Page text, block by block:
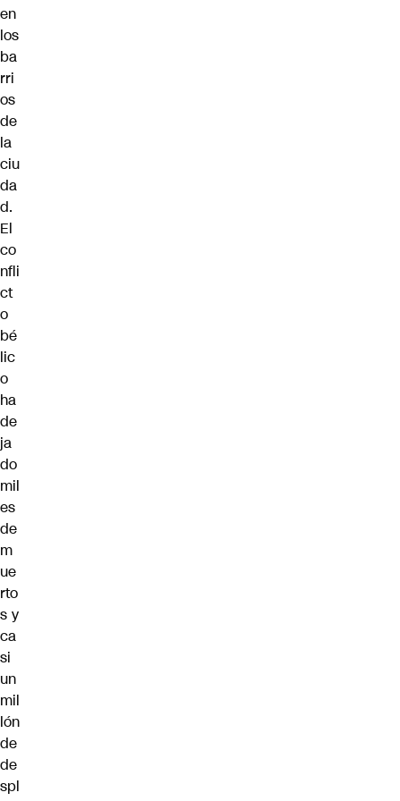
en
los
ba
rri
os
de
la
ciu
da
d.
El
co
nfli
ct
o
bé
lic
o
ha
de
ja
do
mil
es
de
m
ue
rto
s y
ca
si
un
mil
lón
de
de
spl